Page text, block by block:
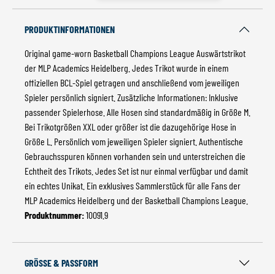
PRODUKTINFORMATIONEN
Original game-worn Basketball Champions League Auswärtstrikot
der MLP Academics Heidelberg. Jedes Trikot wurde in einem
offiziellen BCL-Spiel getragen und anschließend vom jeweiligen
Spieler persönlich signiert. Zusätzliche Informationen: Inklusive
passender Spielerhose. Alle Hosen sind standardmäßig in Größe M.
Bei Trikotgrößen XXL oder größer ist die dazugehörige Hose in
Größe L. Persönlich vom jeweiligen Spieler signiert. Authentische
Gebrauchsspuren können vorhanden sein und unterstreichen die
Echtheit des Trikots. Jedes Set ist nur einmal verfügbar und damit
ein echtes Unikat. Ein exklusives Sammlerstück für alle Fans der
MLP Academics Heidelberg und der Basketball Champions League.
Produktnummer:10091.9
GRÖSSE & PASSFORM